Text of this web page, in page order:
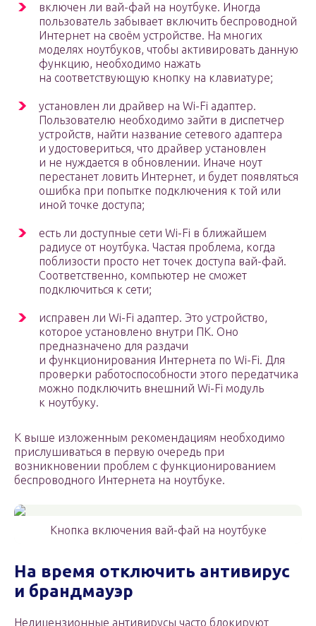
включен ли вай-фай на ноутбуке. Иногда
пользователь забывает включить беспроводной
Интернет на своём устройстве. На многих
моделях ноутбуков, чтобы активировать данную
функцию, необходимо нажать
на соответствующую кнопку на клавиатуре;
установлен ли драйвер на Wi-Fi адаптер.
Пользователю необходимо зайти в диспетчер
устройств, найти название сетевого адаптера
и удостовериться, что драйвер установлен
и не нуждается в обновлении. Иначе ноут
перестанет ловить Интернет, и будет появляться
ошибка при попытке подключения к той или
иной точке доступа;
есть ли доступные сети Wi-Fi в ближайшем
радиусе от ноутбука. Частая проблема, когда
поблизости просто нет точек доступа вай-фай.
Соответственно, компьютер не сможет
подключиться к сети;
исправен ли Wi-Fi адаптер. Это устройство,
которое установлено внутри ПК. Оно
предназначено для раздачи
и функционирования Интернета по Wi-Fi. Для
проверки работоспособности этого передатчика
можно подключить внешний Wi-Fi модуль
к ноутбуку.
К выше изложенным рекомендациям необходимо
прислушиваться в первую очередь при
возникновении проблем с функционированием
беспроводного Интернета на ноутбуке.
Кнопка включения вай-фай на ноутбуке
На время отключить антивирус
и брандмауэр
Нелицензионные антивирусы часто блокируют